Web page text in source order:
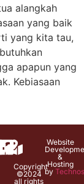
alangkah
yang baik
yang kita tau,
apapun yang
Kebiasaan
Copyright
©2024
all rights
Website
&
Hosting
by